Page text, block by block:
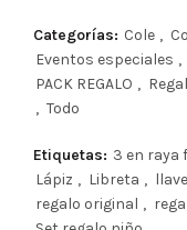
Categorías: Cole ,
Eventos especiales ,
PACK REGALO ,
, Todo
Etiquetas: 3 en raya
Lápiz , Libreta ,
regalo original ,